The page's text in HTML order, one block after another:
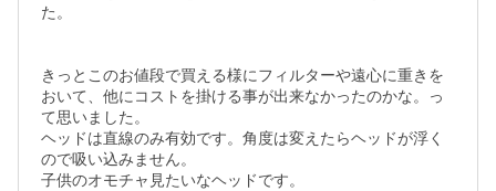
た。
きっとこのお値段で買える様にフィルターや遠心に重きを
おいて、他にコストを掛ける事が出来なかったのかな。っ
て思いました。
ヘッドは直線のみ有効です。角度は変えたらヘッドが浮く
ので吸い込みません。
子供のオモチャ見たいなヘッドです。